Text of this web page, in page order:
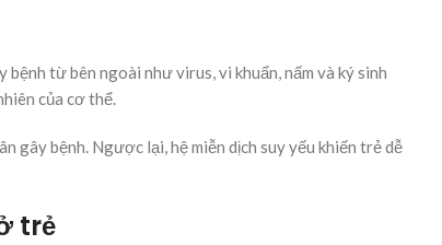
bệnh từ bên ngoài như virus, vi khuẩn, nấm và ký sinh
của cơ thể.
gây bệnh. Ngược lại, hệ miễn dịch suy yếu khiến trẻ dễ
trẻ